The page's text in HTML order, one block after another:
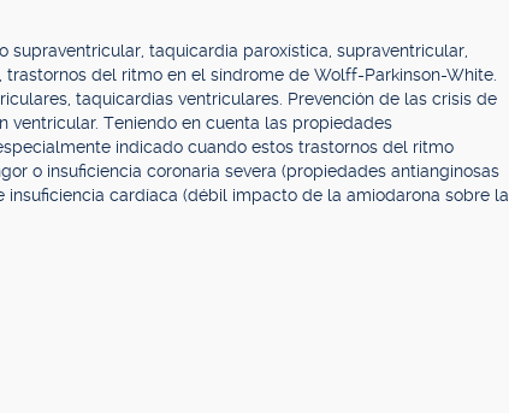
taquicardia paroxística, supraventricular,
del ritmo en el síndrome de Wolff-Parkinson-White.
taquicardias ventriculares. Prevención de las crisis de
Teniendo en cuenta las propiedades
indicado cuando estos trastornos del ritmo
o insuficiencia coronaria severa (propiedades antianginosas
cardíaca (débil impacto de la amiodarona sobre la